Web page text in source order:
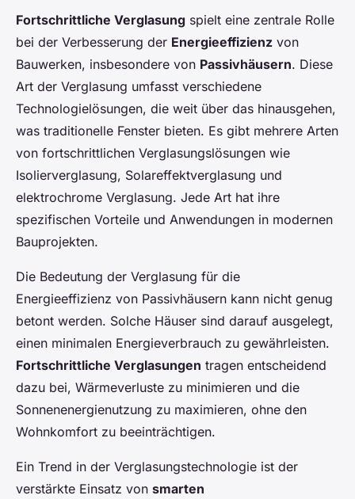
Fortschrittliche Verglasung spielt eine zentrale Rolle
bei der Verbesserung der Energieeffizienz von
Bauwerken, insbesondere von Passivhäusern. Diese
Art der Verglasung umfasst verschiedene
Technologielösungen, die weit über das hinausgehen,
was traditionelle Fenster bieten. Es gibt mehrere Arten
von fortschrittlichen Verglasungslösungen wie
Isolierverglasung, Solareffektverglasung und
elektrochrome Verglasung. Jede Art hat ihre
spezifischen Vorteile und Anwendungen in modernen
Bauprojekten.
Die Bedeutung der Verglasung für die
Energieeffizienz von Passivhäusern kann nicht genug
betont werden. Solche Häuser sind darauf ausgelegt,
einen minimalen Energieverbrauch zu gewährleisten.
Fortschrittliche Verglasungen tragen entscheidend
dazu bei, Wärmeverluste zu minimieren und die
Sonnenenergienutzung zu maximieren, ohne den
Wohnkomfort zu beeinträchtigen.
Ein Trend in der Verglasungstechnologie ist der
verstärkte Einsatz von smarten